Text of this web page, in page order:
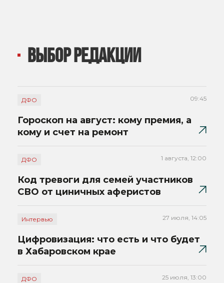
ВЫБОР РЕДАКЦИИ
ДФО 09:45
Гороскоп на август: кому премия, а
кому и счет на ремонт
ДФО 1 августа, 12:00
Код тревоги для семей участников
СВО от циничных аферистов
Интервью 27 июля, 14:05
Цифровизация: что есть и что будет
в Хабаровском крае
ДФО 25 июля, 13:00